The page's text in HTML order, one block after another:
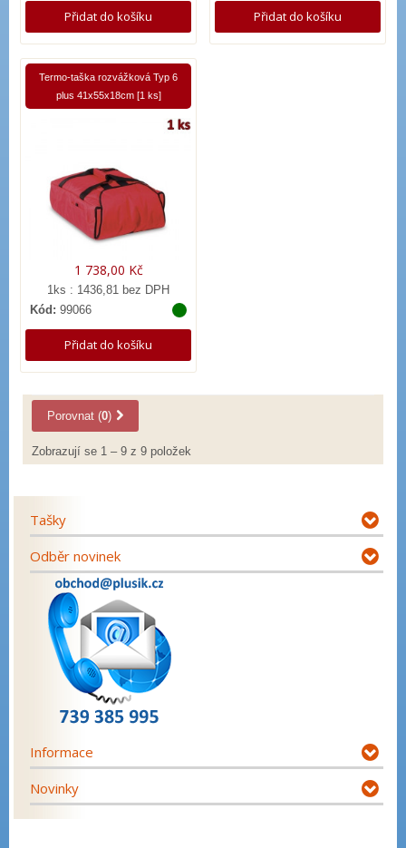
Přidat do košíku Přidat do košíku
Termo-taška rozvážková Typ 6
plus 41x55x18cm [1 ks]
1 738,00 Kč
1ks : 1436,81 bez DPH
Kód: 99066
Přidat do košíku
Porovnat (0)
Zobrazují se 1 – 9 z 9 položek
Tašky
Odběr novinek
Informace
Novinky